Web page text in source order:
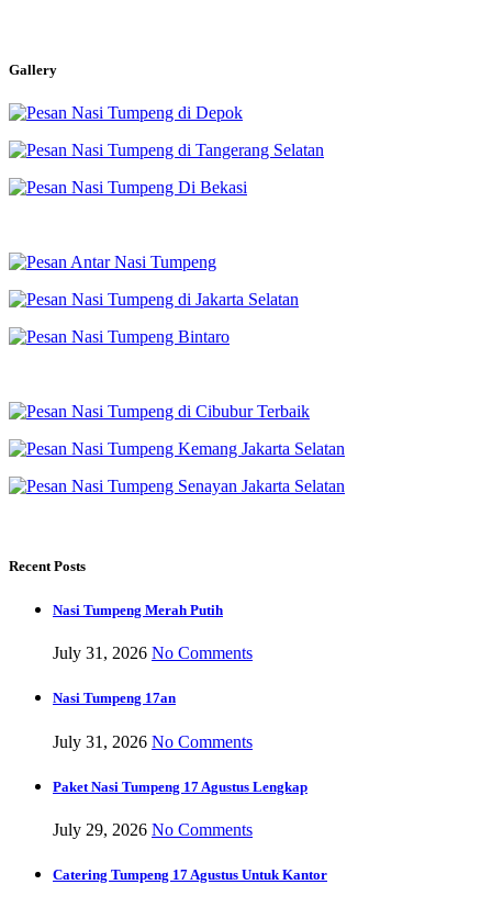
Gallery
Recent Posts
Nasi Tumpeng Merah Putih
July 31, 2026 No Comments
Nasi Tumpeng 17an
July 31, 2026 No Comments
Paket Nasi Tumpeng 17 Agustus Lengkap
July 29, 2026 No Comments
Catering Tumpeng 17 Agustus Untuk Kantor